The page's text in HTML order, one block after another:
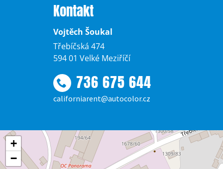
Kontakt
Vojtěch Šoukal
Třebíčská 474
594 01 Velké Meziříčí
736 675 644
californiarent@autocolor.cz
+
−